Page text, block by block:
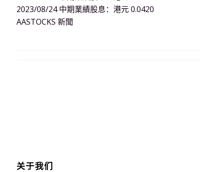
2023/08/24 中期業績股息：港元 0.0420
AASTOCKS 新聞
关于我们